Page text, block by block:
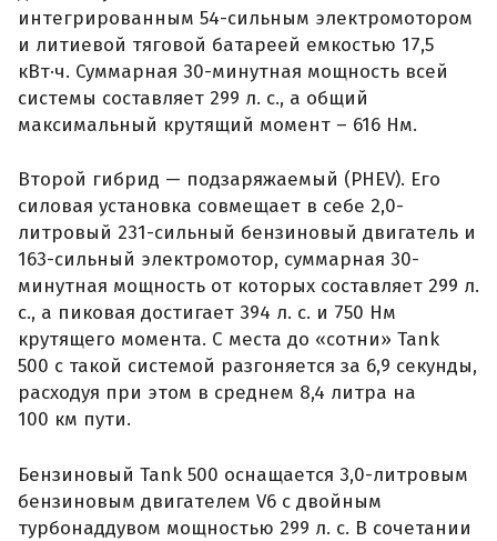
интегрированным 54-сильным электромотором
и литиевой тяговой батареей емкостью 17,5
кВт·ч. Суммарная 30-минутная мощность всей
системы составляет 299 л. с., а общий
максимальный крутящий момент – 616 Нм.
Второй гибрид — подзаряжаемый (PHEV). Его
силовая установка совмещает в себе 2,0-
литровый 231-сильный бензиновый двигатель и
163-сильный электромотор, суммарная 30-
минутная мощность от которых составляет 299 л.
с., а пиковая достигает 394 л. с. и 750 Нм
крутящего момента. С места до «сотни» Tank
500 с такой системой разгоняется за 6,9 секунды,
расходуя при этом в среднем 8,4 литра на
100 км пути.
Бензиновый Tank 500 оснащается 3,0-литровым
бензиновым двигателем V6 с двойным
турбонаддувом мощностью 299 л. с. В сочетании